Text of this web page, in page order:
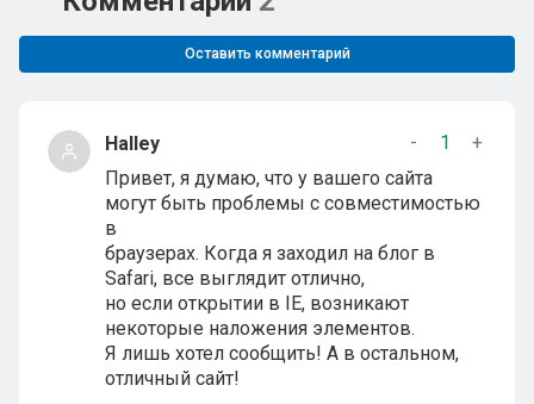
Оставить комментарий
Halley - 1
+
Привет, я думаю, что у вашего сайта
могут быть проблемы с совместимостью
в
браузерах. Когда я заходил на блог в
Safari, все выглядит отлично,
но если открытии в IE, возникают
некоторые наложения элементов.
Я лишь хотел сообщить! А в остальном,
отличный сайт!